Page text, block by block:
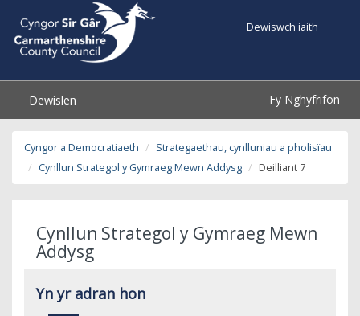
Dewiswch iaith
Dewislen Fy Nghyfrifon
Cyngor a Democratiaeth
Strategaethau, cynlluniau a pholisïau
Cynllun Strategol y Gymraeg Mewn Addysg
Deilliant 7
Cynllun Strategol y Gymraeg Mewn
Addysg
Yn yr adran hon